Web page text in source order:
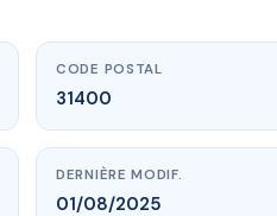
CODE POSTAL
31400
DERNIÈRE MODIF.
01/08/2025